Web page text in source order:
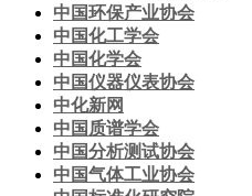
中国环保产业协会
中国化工学会
中国化学会
中国仪器仪表协会
中化新网
中国质谱学会
中国分析测试协会
中国气体工业协会